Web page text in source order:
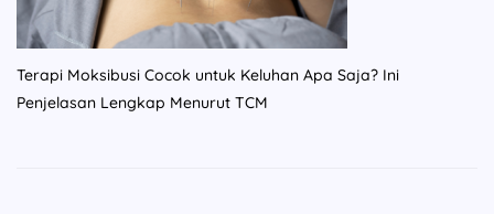
Terapi Moksibusi Cocok untuk Keluhan Apa Saja? Ini
Penjelasan Lengkap Menurut TCM